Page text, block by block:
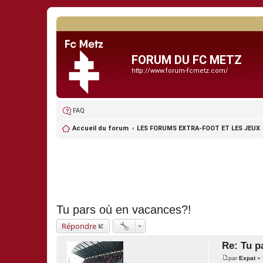
FORUM DU FC METZ
http://www.forum-fcmetz.com/
FAQ
Accueil du forum LES FORUMS EXTRA-FOOT ET LES JEUX
Tu pars où en vacances?!
Répondre
Re: Tu
parExpat»